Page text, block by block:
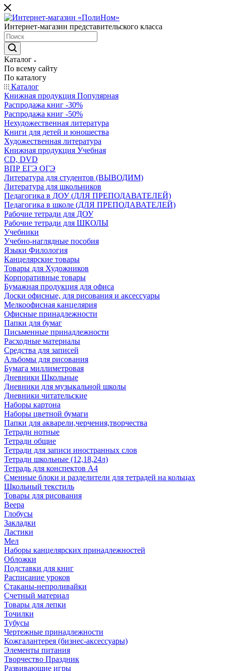
Интернет-магазин представительского класса
Каталог
По всему сайту
По каталогу
Каталог
Книжная продукция Популярная
Распродажа книг -30%
Распродажа книг -50%
Нехудожественная литература
Книги для детей и юношества
Художественная литература
Книжная продукция Учебная
CD, DVD
ВПР ЕГЭ ОГЭ
Литература для студентов (ВЫВОДИМ)
Литература для школьников
Педагогика в ДОУ (ДЛЯ ПРЕПОДАВАТЕЛЕЙ)
Педагогика в школе (ДЛЯ ПРЕПОДАВАТЕЛЕЙ)
Рабочие тетради для ДОУ
Рабочие тетради для ШКОЛЫ
Учебники
Учебно-наглядные пособия
Языки Филология
Канцелярские товары
Товары для Художников
Корпоративные товары
Бумажная продукция для офиса
Доски офисные, для рисования и аксессуары
Мелкоофисная канцелярия
Офисные принадлежности
Папки для бумаг
Письменные принадлежности
Расходные материалы
Средства для записей
Альбомы для рисования
Бумага миллиметровая
Дневники Школьные
Дневники для музыкальной школы
Дневники читательские
Наборы картона
Наборы цветной бумаги
Папки для акварели,черчения,творчества
Тетради нотные
Тетради общие
Тетради для записи иностранных слов
Тетради школьные (12,18,24л)
Тетрадь для конспектов А4
Сменные блоки и разделители для тетрадей на кольцах
Школьный текстиль
Товары для рисования
Веера
Глобусы
Закладки
Ластики
Мел
Наборы канцелярских принадлежностей
Обложки
Подставки для книг
Расписание уроков
Стаканы-непроливайки
Счетный материал
Товары для лепки
Точилки
Тубусы
Чертежные принадлежности
Кожгалантерея (бизнес-аксессуары)
Элементы питания
Творчество Праздник
Развивающие игры